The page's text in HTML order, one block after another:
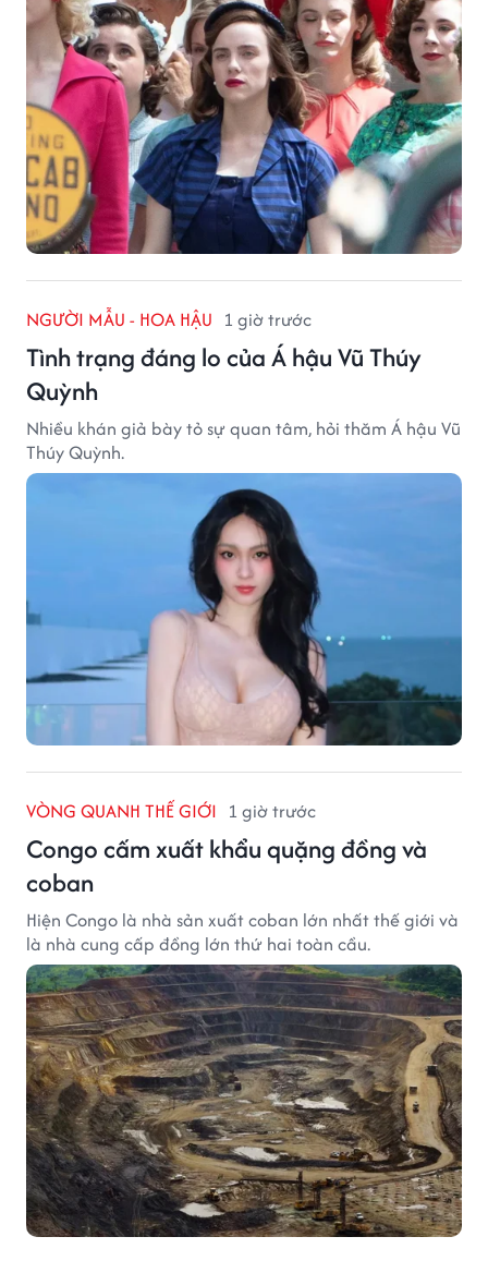
NGƯỜI MẪU - HOA HẬU 1 giờ trước
Tình trạng đáng lo của Á hậu Vũ Thúy
Quỳnh
Nhiều khán giả bày tỏ sự quan tâm, hỏi thăm Á hậu Vũ
Thúy Quỳnh.
VÒNG QUANH THẾ GIỚI 1 giờ trước
Congo cấm xuất khẩu quặng đồng và
coban
Hiện Congo là nhà sản xuất coban lớn nhất thế giới và
là nhà cung cấp đồng lớn thứ hai toàn cầu.